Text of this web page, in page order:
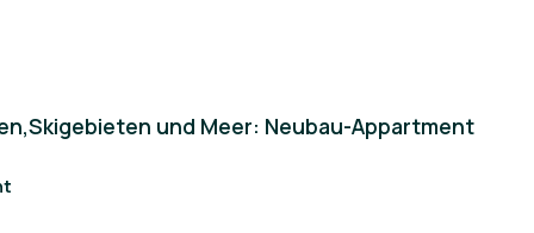
comfort and a modern lifestyle.
und Meer: Neubau-Appartment